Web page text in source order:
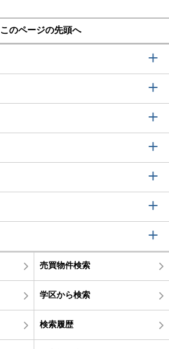
このページの先頭へ
売買物件検索
学区から検索
検索履歴